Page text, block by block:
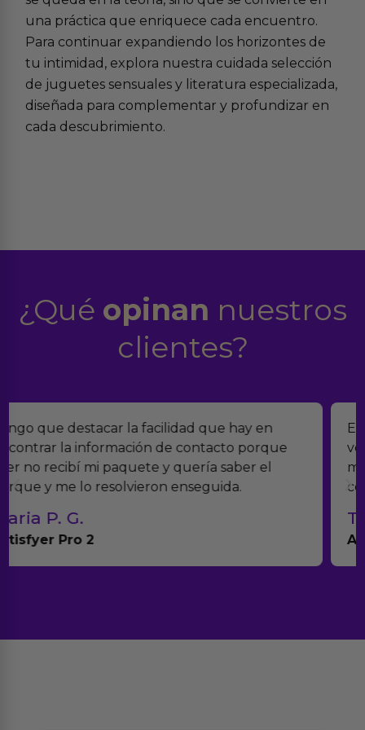
una práctica que enriquece cada encuentro.
Para continuar expandiendo los horizontes de
tu intimidad, explora nuestra cuidada selección
de juguetes sensuales y literatura especializada,
diseñada para complementar y profundizar en
cada descubrimiento.
¿Qué opinan nuestros
clientes?
Encontramos Erotiks a través de Google y la
verdad es que nos han sorprendido. Tienen
muchísimos productos y han sido super atentos
con el seguimiento del pedido.
Teresa y Diego
Anna Huevo Vibrador